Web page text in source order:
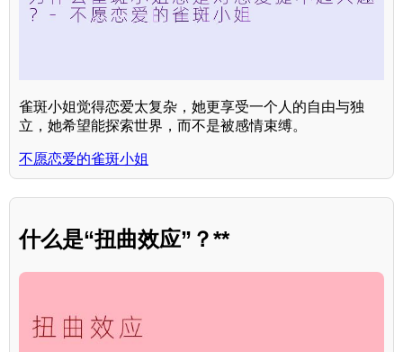
雀斑小姐觉得恋爱太复杂，她更享受一个人的自由与独
立，她希望能探索世界，而不是被感情束缚。
不愿恋爱的雀斑小姐
什么是“扭曲效应”？**